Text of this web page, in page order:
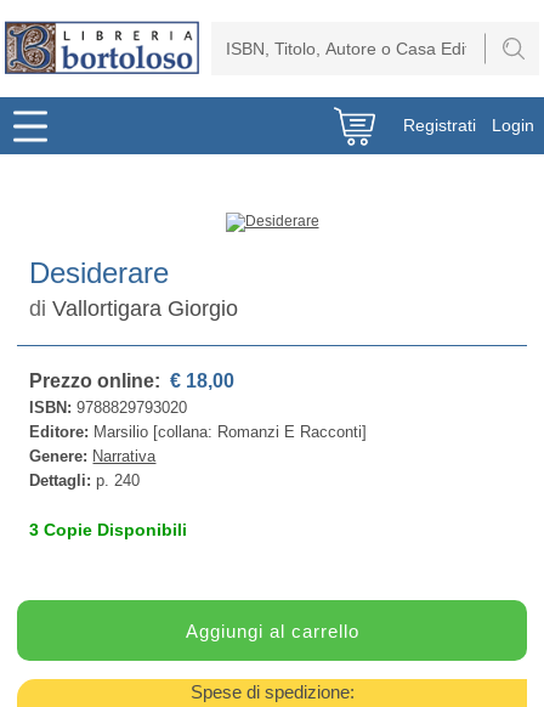
Registrati Login
Desiderare
diVallortigara Giorgio
Prezzo online: € 18,00
ISBN:9788829793020
Editore: Marsilio [collana: Romanzi E Racconti]
Genere: Narrativa
Dettagli:p. 240
3 Copie Disponibili
Spese di spedizione: